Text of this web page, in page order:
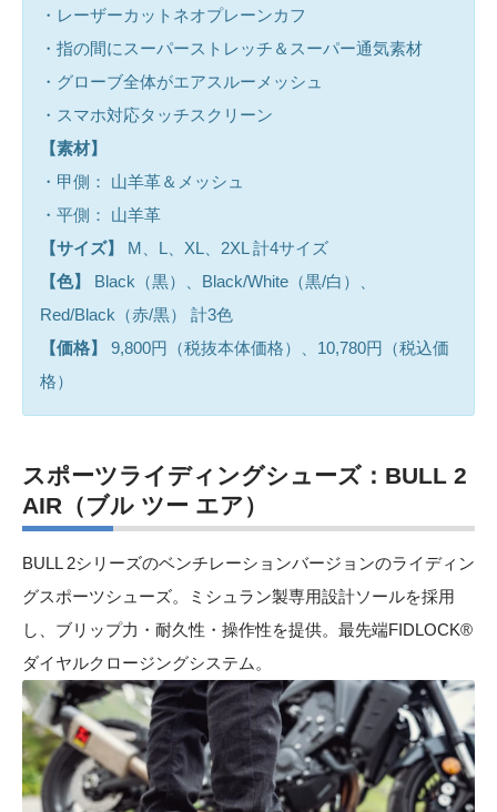
・レーザーカットネオプレーンカフ
・指の間にスーパーストレッチ＆スーパー通気素材
・グローブ全体がエアスルーメッシュ
・スマホ対応タッチスクリーン
【素材】
・甲側： 山羊革＆メッシュ
・平側： 山羊革
【サイズ】
M、L、XL、2XL 計4サイズ
【色】
Black（黒）、Black/White（黒/白）、
Red/Black（赤/黒） 計3色
【価格】
9,800円（税抜本体価格）、10,780円（税込価
格）
スポーツライディングシューズ：BULL 2
AIR（ブル ツー エア）
BULL 2シリーズのベンチレーションバージョンのライディン
グスポーツシューズ。ミシュラン製専用設計ソールを採用
し、ブリップ力・耐久性・操作性を提供。最先端FIDLOCK®
ダイヤルクロージングシステム。